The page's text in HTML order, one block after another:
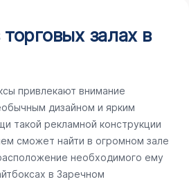
залах в
привлекают внимание
дизайном и ярким
такой рекламной конструкции
сможет найти в огромном зале
необходимого ему
в Заречном